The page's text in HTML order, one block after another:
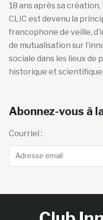
18 ans après sa
CLIC est devenu la
francophone de veille,
de mutualisation sur
sociale dans les lieux de
historique et scientifique.
Abonnez-vous à
Courriel :